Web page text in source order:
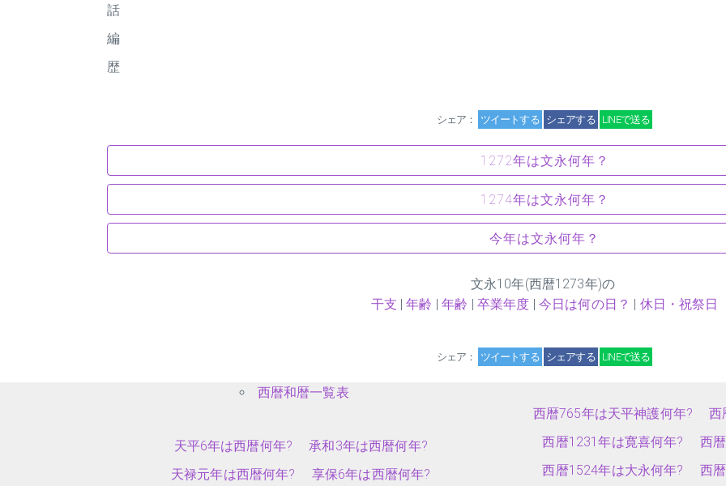
話
編
歴
シェア： ツイートする シェアする LINEで送る
1272年は文永何年？
1274年は文永何年？
今年は文永何年？
文永10年(西暦1273年)の
干支 |年齢 |年齢 | 卒業年度 | 今日は何の日？ | 休日・祝祭日
シェア： ツイートする シェアする LINEで送る
西暦和暦一覧表
天平6年は西暦何年?
承和3年は西暦何年?
天禄元年は西暦何年?
享保6年は西暦何年?
西暦765年は天平神護何年?
西
西暦1231年は寛喜何年?
西
西暦1524年は大永何年?
西